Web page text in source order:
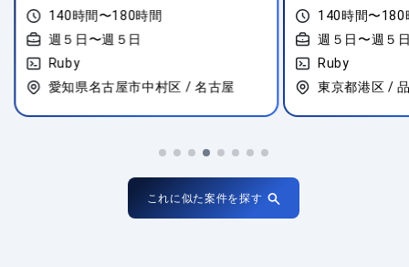
140時間〜180時間
週５日〜週５日
Ruby
愛知県名古屋市中村区 / 名古屋
140時間〜180
週５日〜週５
Ruby
東京都港区 /
これに似た案件を探す